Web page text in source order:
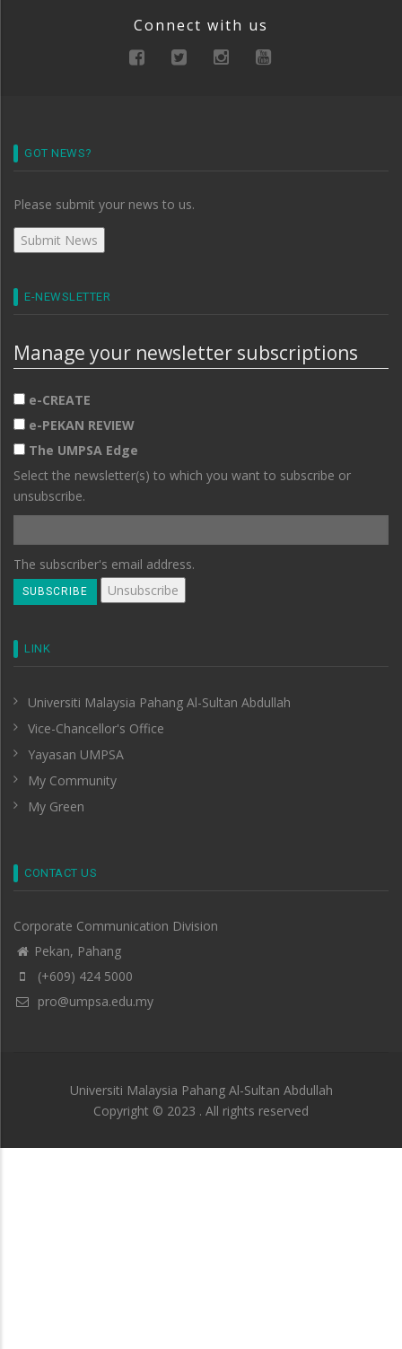
Connect with us
GOT NEWS?
Please submit your news to us.
E-NEWSLETTER
Manage your newsletter subscriptions
e-CREATE
e-PEKAN REVIEW
The UMPSA Edge
Select the newsletter(s) to which you want to subscribe or
unsubscribe.
The subscriber's email address.
LINK
Universiti Malaysia Pahang Al-Sultan Abdullah
Vice-Chancellor's Office
Yayasan UMPSA
My Community
My Green
CONTACT US
Corporate Communication Division
Pekan, Pahang
(+609) 424 5000
pro@umpsa.edu.my
Universiti Malaysia Pahang Al-Sultan Abdullah
Copyright © 2023 . All rights reserved